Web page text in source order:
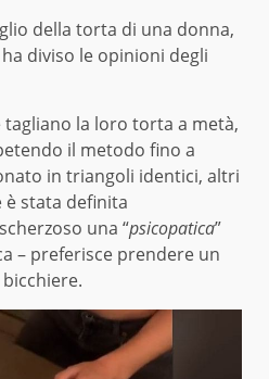
della torta di una donna,
diviso le opinioni degli
la loro torta a metà,
il metodo fino a
in triangoli identici, altri
è stata definita
una “psicopatica”
– preferisce prendere un